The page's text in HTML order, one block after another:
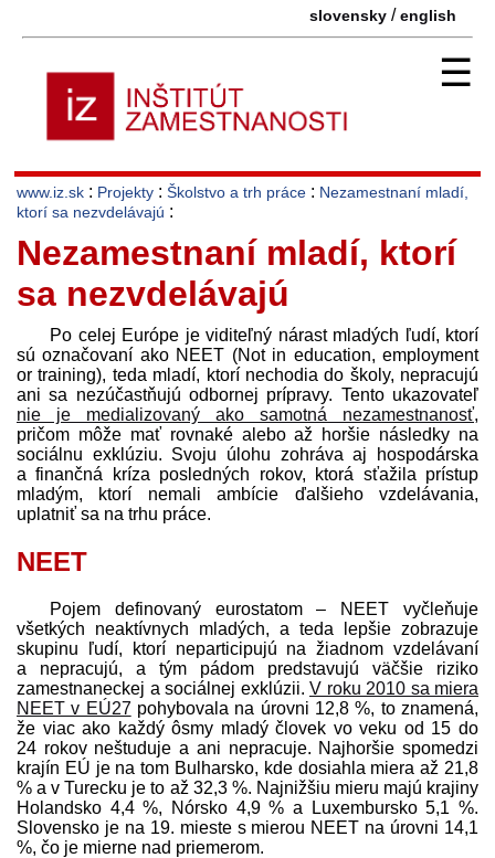
slovensky /english
☰
www.iz.sk : Projekty : Školstvo a trh práce : Nezamestnaní mladí,
ktorí sa nezvdelávajú :
Nezamestnaní mladí, ktorí
sa nezvdelávajú
Po celej Európe je viditeľný nárast mladých ľudí, ktorí
sú označovaní ako NEET (Not in education, employment
or training), teda mladí, ktorí nechodia do školy, nepracujú
ani sa nezúčastňujú odbornej prípravy. Tento ukazovateľ
nie je medializovaný ako samotná nezamestnanosť,
pričom môže mať rovnaké alebo až horšie následky na
sociálnu exklúziu. Svoju úlohu zohráva aj hospodárska
a finančná kríza posledných rokov, ktorá sťažila prístup
mladým, ktorí nemali ambície ďalšieho vzdelávania,
uplatniť sa na trhu práce.
NEET
Pojem definovaný eurostatom – NEET vyčleňuje
všetkých neaktívnych mladých, a teda lepšie zobrazuje
skupinu ľudí, ktorí neparticipujú na žiadnom vzdelávaní
a nepracujú, a tým pádom pred­stavujú väčšie riziko
zamestnaneckej a sociálnej exklúzii. V roku 2010 sa miera
NEET v EÚ27 pohybovala na úrovni 12,8 %, to znamená,
že viac ako každý ôsmy mladý človek vo veku od 15 do
24 rokov neštuduje a ani nepracuje. Najhoršie spomedzi
krajín EÚ je na tom Bulharsko, kde dosiahla miera až 21,8
% a v Turecku je to až 32,3 %. Najnižšiu mieru majú krajiny
Holandsko 4,4 %, Nórsko 4,9 % a Luxembursko 5,1 %.
Slovensko je na 19. mieste s mierou NEET na úrovni 14,1
%, čo je mierne nad priemerom.